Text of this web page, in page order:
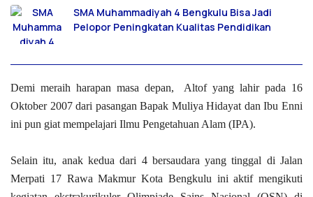
SMA Muhammadiyah 4 Bengkulu Bisa Jadi
Pelopor Peningkatan Kualitas Pendidikan
Demi meraih harapan masa depan, Altof yang lahir pada 16
Oktober 2007 dari pasangan Bapak Muliya Hidayat dan Ibu Enni
ini pun giat mempelajari Ilmu Pengetahuan Alam (IPA).
Selain itu, anak kedua dari 4 bersaudara yang tinggal di Jalan
Merpati 17 Rawa Makmur Kota Bengkulu ini aktif mengikuti